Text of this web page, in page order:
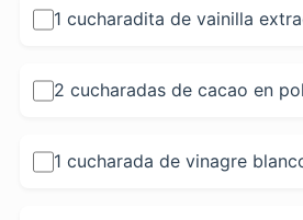
1 cucharadita de vainilla
2 cucharadas de cacao en
1 cucharada de vinagre